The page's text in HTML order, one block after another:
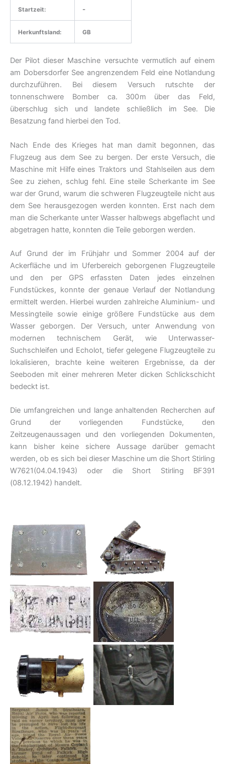
Startzeit: -
Herkunftsland: GB
Der Pilot dieser Maschine versuchte vermutlich auf einem
am Dobersdorfer See angrenzendem Feld eine Notlandung
durchzuführen. Bei diesem Versuch rutschte der
tonnenschwere Bomber ca. 300m über das Feld,
überschlug sich und landete schließlich im See. Die
Besatzung fand hierbei den Tod.
Nach Ende des Krieges hat man damit begonnen, das
Flugzeug aus dem See zu bergen. Der erste Versuch, die
Maschine mit Hilfe eines Traktors und Stahlseilen aus dem
See zu ziehen, schlug fehl. Eine steile Scherkante im See
war der Grund, warum die schweren Flugzeugteile nicht aus
dem See herausgezogen werden konnten. Erst nach dem
man die Scherkante unter Wasser halbwegs abgeflacht und
abgetragen hatte, konnten die Teile geborgen werden.
Auf Grund der im Frühjahr und Sommer 2004 auf der
Ackerfläche und im Uferbereich geborgenen Flugzeugteile
und den per GPS erfassten Daten jedes einzelnen
Fundstückes, konnte der genaue Verlauf der Notlandung
ermittelt werden. Hierbei wurden zahlreiche Aluminium- und
Messingteile sowie einige größere Fundstücke aus dem
Wasser geborgen. Der Versuch, unter Anwendung von
modernen technischem Gerät, wie Unterwasser-
Suchschleifen und Echolot, tiefer gelegene Flugzeugteile zu
lokalisieren, brachte keine weiteren Ergebnisse, da der
Seeboden mit einer mehreren Meter dicken Schlickschicht
bedeckt ist.
Die umfangreichen und lange anhaltenden Recherchen auf
Grund der vorliegenden Fundstücke, den
Zeitzeugenaussagen und den vorliegenden Dokumenten,
kann bisher keine sichere Aussage darüber gemacht
werden, ob es sich bei dieser Maschine um die Short Stirling
W7621(04.04.1943) oder die Short Stirling BF391
(08.12.1942) handelt.